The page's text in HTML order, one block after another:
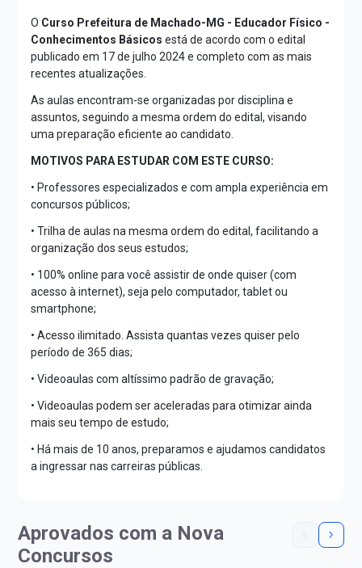
O Curso Prefeitura de Machado-MG - Educador Físico -
Conhecimentos Básicos está de acordo com o edital
publicado em 17 de julho 2024 e completo com as mais
recentes atualizações.
As aulas encontram-se organizadas por disciplina e
assuntos, seguindo a mesma ordem do edital, visando
uma preparação eficiente ao candidato.
MOTIVOS PARA ESTUDAR COM ESTE CURSO:
• Professores especializados e com ampla experiência em
concursos públicos;
• Trilha de aulas na mesma ordem do edital, facilitando a
organização dos seus estudos;
• 100% online para você assistir de onde quiser (com
acesso à internet), seja pelo computador, tablet ou
smartphone;
• Acesso ilimitado. Assista quantas vezes quiser pelo
período de 365 dias;
• Videoaulas com altíssimo padrão de gravação;
• Videoaulas podem ser aceleradas para otimizar ainda
mais seu tempo de estudo;
• Há mais de 10 anos, preparamos e ajudamos candidatos
a ingressar nas carreiras públicas.
Aprovados com a Nova
Concursos